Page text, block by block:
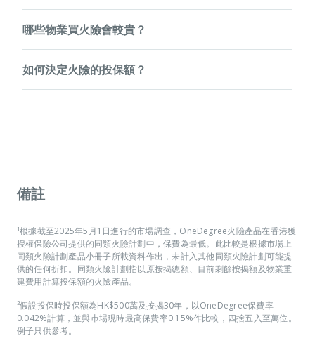
於投保後48小時內電郵至care@onedegree.hk
明新的保單生效日期及保單號碼，我們將會為你更正有關資
料。若在此限期後申請更改，行政費用為每次HK$300。
0.042-0.15%，例如貸款額為港幣450萬元，每年火險費用便
OneDegree火險的保費為保額的0.042%。你可以馬上按此
哪些物業買火險會較貴？
0.042%為保費，無需考慮樓齡或物業種類，整個投保流程簡
單快捷！你可以馬上按此報價。
如何決定火險的投保額？
前剩餘按揭額作為投保額，但留意保障賠償額也會因應投保額
備註
¹根據截至2025年5月1日進行的市場調查，OneDegree火險產品在香港獲
授權保險公司提供的同類火險計劃中，保費為最低。此比較是根據市場上
同類火險計劃產品小冊子所載資料作出，未計入其他同類火險計劃可能提
供的任何折扣。同類火險計劃指以原按揭總額、目前剩餘按揭額及物業重
建費用計算投保額的火險產品。
²假設投保時投保額為HK$500萬及按揭30年，以OneDegree保費率
0.042%計算，並與巿場現時最高保費率0.15%作比較，四捨五入至萬位。
例子只供參考。